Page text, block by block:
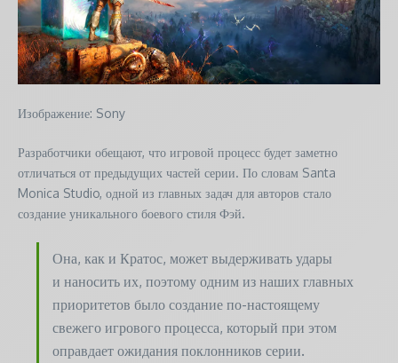
Изображение: Sony
Разработчики обещают, что игровой процесс будет заметно
отличаться от предыдущих частей серии. По словам Santa
Monica Studio, одной из главных задач для авторов стало
создание уникального боевого стиля Фэй.
Она, как и Кратос, может выдерживать удары
и наносить их, поэтому одним из наших главных
приоритетов было создание по-настоящему
свежего игрового процесса, который при этом
оправдает ожидания поклонников серии.